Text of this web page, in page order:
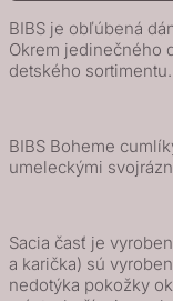
cumlíky
z
2ks
2
-
Baby
BIBS je obľúbená
Okrem jedinečného
detského sortimentu.
BIBS Boheme
umeleckými
Sacia časť je
a karička) sú
nedotýka pokožky